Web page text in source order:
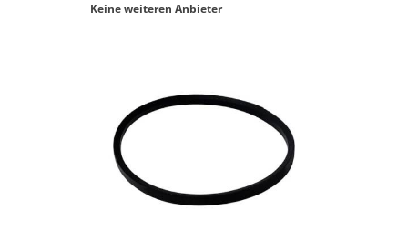
Keine weiteren Anbieter